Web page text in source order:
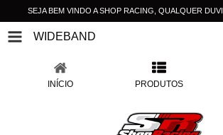
SEJA BEM VINDO A SHOP RACING, QUALQUER
WIDEBAND
INÍCIO PRODUTOS